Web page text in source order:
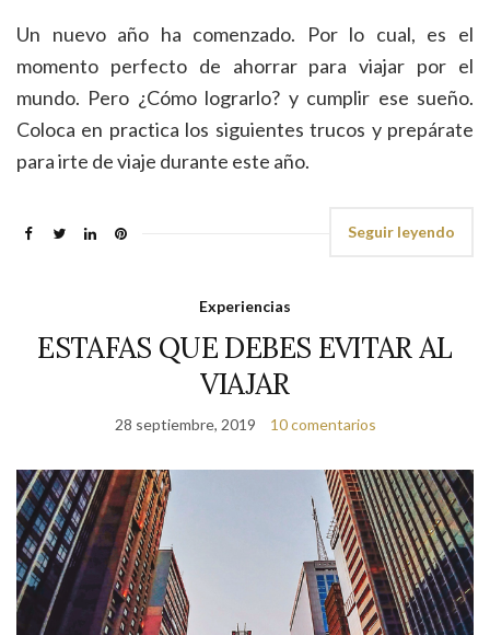
Un nuevo año ha comenzado. Por lo cual, es el
momento perfecto de ahorrar para viajar por el
mundo. Pero ¿Cómo lograrlo? y cumplir ese sueño.
Coloca en practica los siguientes trucos y prepárate
para irte de viaje durante este año.
Seguir leyendo
Experiencias
ESTAFAS QUE DEBES EVITAR AL
VIAJAR
28 septiembre, 2019 10 comentarios